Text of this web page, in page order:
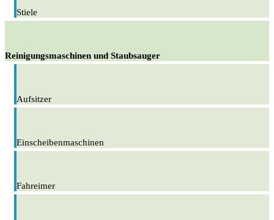
Stiele
Reinigungsmaschinen und Staubsauger
Aufsitzer
Einscheibenmaschinen
Fahreimer